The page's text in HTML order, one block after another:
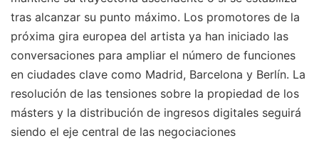
tras alcanzar su punto máximo. Los promotores de la
próxima gira europea del artista ya han iniciado las
conversaciones para ampliar el número de funciones
en ciudades clave como Madrid, Barcelona y Berlín. La
resolución de las tensiones sobre la propiedad de los
másters y la distribución de ingresos digitales seguirá
siendo el eje central de las negociaciones